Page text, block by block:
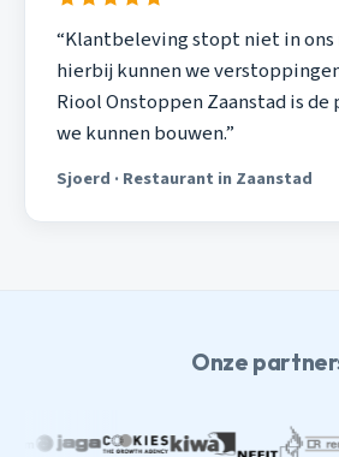
“Klantbeleving stopt niet in
hierbij kunnen we
Riool Onstoppen Zaanstad is
we kunnen bouwen.”
Sjoerd · Restaurant in Zaanstad
Onze